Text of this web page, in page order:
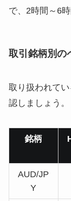
で、2時間～6
取引銘柄別の
取り扱われて
認しましょう。
銘柄
AUD/JP
Y